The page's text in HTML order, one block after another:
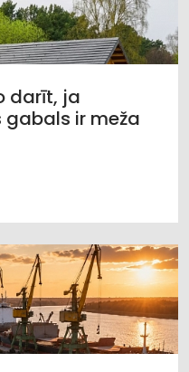
darīt, ja
ir meža